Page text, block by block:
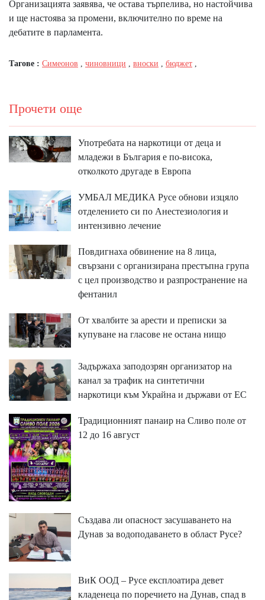
Организацията заявява, че остава търпелива, но настойчива
и ще настоява за промени, включително по време на
дебатите в парламента.
Тагове : Симеонов чиновници вноски бюджет
Прочети още
Употребата на наркотици от деца и
младежи в България е по-висока,
отколкото другаде в Европа
УМБАЛ МЕДИКА Русе обнови изцяло
отделението си по Анестезиология и
интензивно лечение
Повдигнаха обвинение на 8 лица,
свързани с организирана престъпна група
с цел производство и разпространение на
фентанил
От хвалбите за арести и преписки за
купуване на гласове не остана нищо
Задържаха заподозрян организатор на
канал за трафик на синтетични
наркотици към Украйна и държави от ЕС
Традиционният панаир на Сливо поле от
12 до 16 август
Създава ли опасност засушаването на
Дунав за водоподаването в област Русе?
ВиК ООД – Русе експлоатира девет
кладенеца по поречието на Дунав, спад в